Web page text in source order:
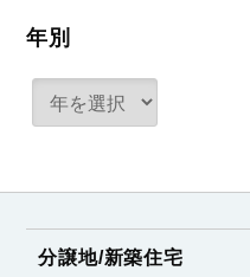
年別
分譲地/新築住宅